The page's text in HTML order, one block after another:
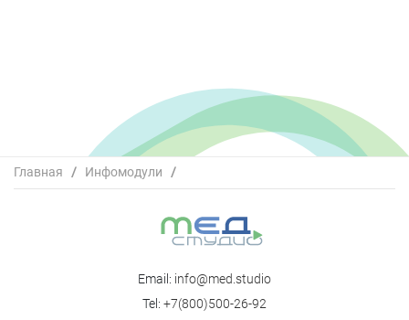
Главная / Инфомодули
/
Современные подходы к терапии пациентов с
Email: info@med.studio
Tel: +7(800)500-26-92